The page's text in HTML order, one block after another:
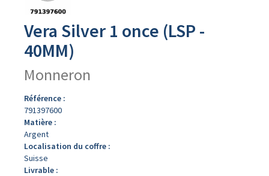
Vera Silver 1 once (LSP -
40MM)
Monneron
Référence :
791397600
Matière :
Argent
Localisation du coffre :
Suisse
Livrable :